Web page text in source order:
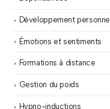
Développement personnel
Émotions et sentiments
Formations à distance
Gestion du poids
Hypno-inductions